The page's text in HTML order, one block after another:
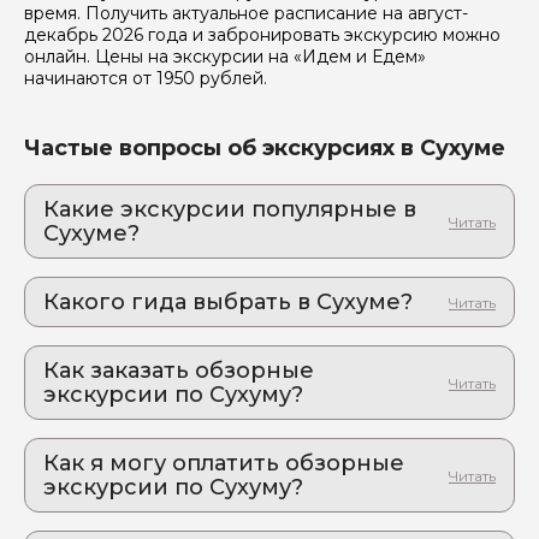
время. Получить актуальное расписание на август-
декабрь 2026 года и забронировать экскурсию можно
онлайн. Цены на экскурсии на «Идем и Едем»
начинаются от 1950 рублей.
Частые вопросы об экскурсиях в Сухуме
Какие экскурсии популярные в
Сухуме?
Откройте для себя настоящую Абхазию –
загадочную, прекрасную и неповторимую
Какого гида выбрать в Сухуме?
Как заказать обзорные
экскурсии по Сухуму?
Едем»:
выберите экскурсию, на которую вы хотите
пойти или поехать
Как я могу оплатить обзорные
экскурсии по Сухуму?